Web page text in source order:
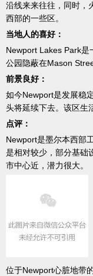
沿线来来往往，同时，
西部的一些区。
当地人的喜好：
Newport Lakes Park是
公园隐蔽在Mason
前景良好：
如今Newport是发展稳
头将延续下去。该区生
点评：
Newport是墨尔本西部
是相对较少，部分基础
市中心近，潜力很大。
位于Newport心脏地带